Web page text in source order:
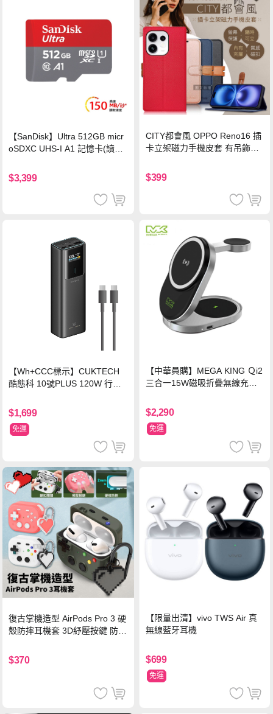
【SanDisk】Ultra 512GB micr
oSDXC UHS-I A1 記憶卡(讀取
$3,399
CITY都會風 OPPO Reno16 插
卡立架磁力手機皮套 有吊飾孔
$399
【Wh+CCC標示】CUKTECH
酷態科 10號PLUS 120W 行動
色
$1,699
免運
【中華員購】MEGA KING Ｑi2
三合一15W磁吸折疊無線充電
$2,290
免運
復古掌機造型 AirPods Pro 3 硬
殼防摔耳機套 3D紓壓按鍵 防開
$370
【限量出清】vivo TWS Air 真
無線藍牙耳機
$699
免運